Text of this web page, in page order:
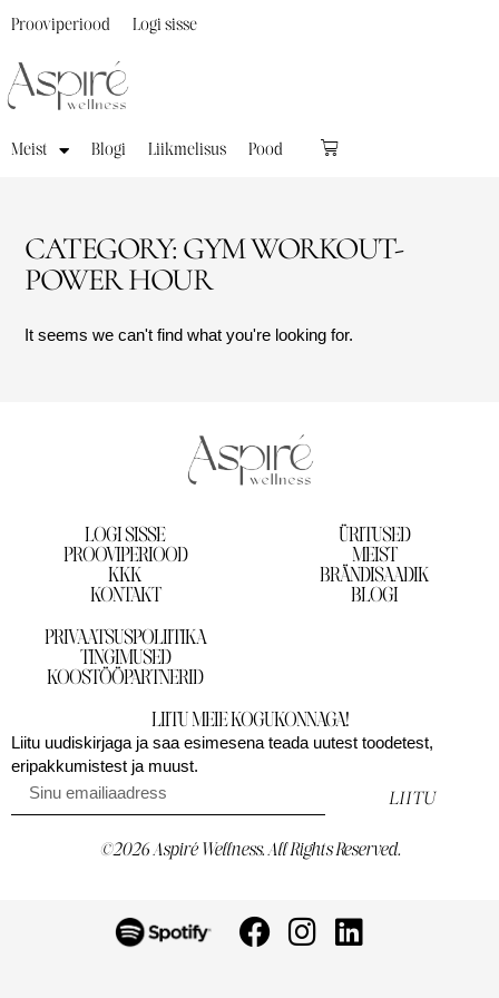
Meist Blogi Liikmelisus Pood
Prooviperiood Logi sisse
CATEGORY: GYM WORKOUT-
POWER HOUR
It seems we can't find what you're looking for.
LOGI SISSE
PROOVIPERIOOD
KKK
KONTAKT
ÜRITUSED
MEIST
BRÄNDISAADIK
BLOGI
PRIVAATSUSPOLIITIKA
TINGIMUSED
KOOSTÖÖPARTNERID
LIITU MEIE KOGUKONNAGA!
Liitu uudiskirjaga ja saa esimesena teada uutest toodetest,
eripakkumistest ja muust.
LIITU
©2026 Aspiré Wellness. All Rights Reserved.